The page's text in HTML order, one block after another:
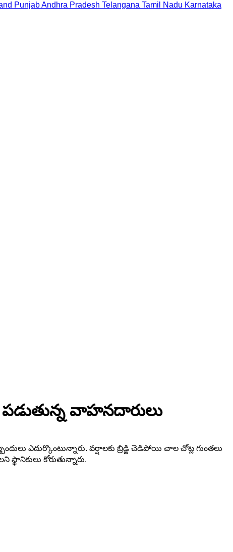
PunjabAndhra Pradesh Telangana Tamil Nadu Karnataka
వాహనదారులు
ఎదుర్కొంటున్నారు. వర్షాలకు బ్రిడ్జి చెడిపోయి చాల చోట్ల గుంతలు
కోరుతున్నారు.